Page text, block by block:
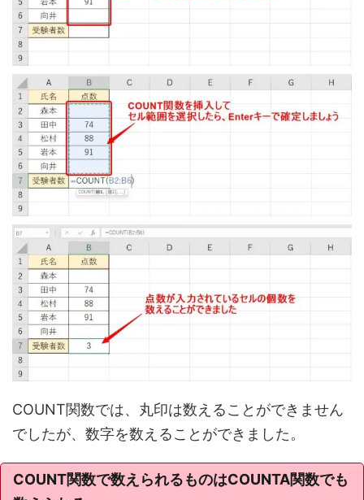
COUNT関数では、丸印は数えることができません
でしたが、数字を数えることができました。
COUNT関数で数えられるものはCOUNTA関数でも